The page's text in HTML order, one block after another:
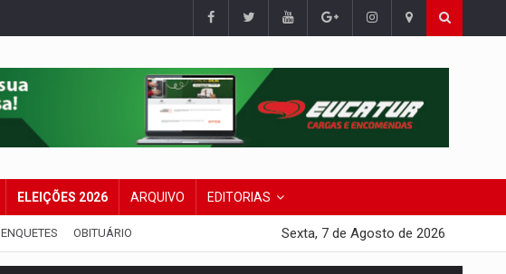
ELEIÇÕES 2026 ARQUIVO EDITORIAS
ENQUETES OBITUÁRIO Sexta, 7 de Agosto de 2026